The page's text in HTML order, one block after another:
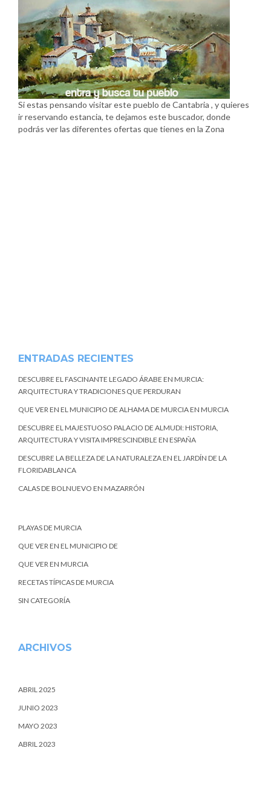
Si estas pensando visitar este pueblo de Cantabria , y quieres
ir reservando estancia, te dejamos este buscador, donde
podrás ver las diferentes ofertas que tienes en la Zona
ENTRADAS RECIENTES
DESCUBRE EL FASCINANTE LEGADO ÁRABE EN MURCIA:
ARQUITECTURA Y TRADICIONES QUE PERDURAN
QUE VER EN EL MUNICIPIO DE ALHAMA DE MURCIA EN MURCIA
DESCUBRE EL MAJESTUOSO PALACIO DE ALMUDI: HISTORIA,
ARQUITECTURA Y VISITA IMPRESCINDIBLE EN ESPAÑA
DESCUBRE LA BELLEZA DE LA NATURALEZA EN EL JARDÍN DE LA
FLORIDABLANCA
CALAS DE BOLNUEVO EN MAZARRÓN
PLAYAS DE MURCIA
QUE VER EN EL MUNICIPIO DE
QUE VER EN MURCIA
RECETAS TÍPICAS DE MURCIA
SIN CATEGORÍA
ARCHIVOS
ABRIL 2025
JUNIO 2023
MAYO 2023
ABRIL 2023